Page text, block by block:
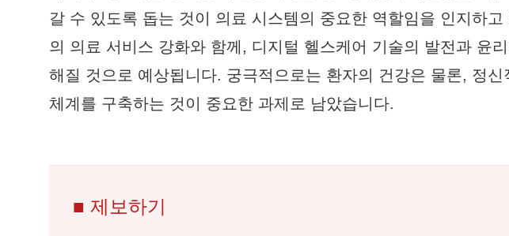
갈 수 있도록 돕는 것이 의료 시스템의 중요한 역할임을 인지하
의 의료 서비스 강화와 함께, 디지털 헬스케어 기술의 발전과 윤
해질 것으로 예상됩니다. 궁극적으로는 환자의 건강은 물론, 정
체계를 구축하는 것이 중요한 과제로 남았습니다.
■ 제보하기